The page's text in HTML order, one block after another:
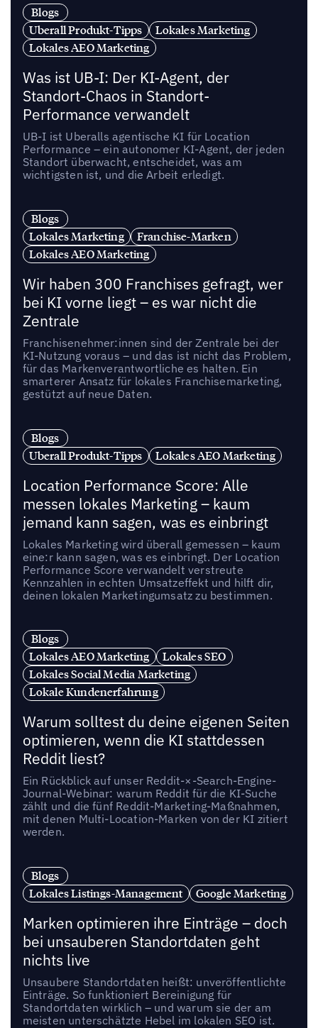
Blogs
Uberall Produkt-Tipps
Lokales Marketing
Lokales AEO Marketing
Was ist UB-I: Der KI-Agent, der
Standort-Chaos in Standort-
Performance verwandelt
UB-I ist Uberalls agentische KI für Location
Performance – ein autonomer KI-Agent, der jeden
Standort überwacht, entscheidet, was am
wichtigsten ist, und die Arbeit erledigt.
Blogs
Lokales Marketing
Franchise-Marken
Lokales AEO Marketing
Wir haben 300 Franchises gefragt, wer
bei KI vorne liegt – es war nicht die
Zentrale
Franchisenehmer:innen sind der Zentrale bei der
KI-Nutzung voraus – und das ist nicht das Problem,
für das Markenverantwortliche es halten. Ein
smarterer Ansatz für lokales Franchisemarketing,
gestützt auf neue Daten.
Blogs
Uberall Produkt-Tipps
Lokales AEO Marketing
Location Performance Score: Alle
messen lokales Marketing – kaum
jemand kann sagen, was es einbringt
Lokales Marketing wird überall gemessen – kaum
eine:r kann sagen, was es einbringt. Der Location
Performance Score verwandelt verstreute
Kennzahlen in echten Umsatzeffekt und hilft dir,
deinen lokalen Marketingumsatz zu bestimmen.
Blogs
Lokales AEO Marketing
Lokales SEO
Lokales Social Media Marketing
Lokale Kundenerfahrung
Warum solltest du deine eigenen Seiten
optimieren, wenn die KI stattdessen
Reddit liest?
Ein Rückblick auf unser Reddit-×-Search-Engine-
Journal-Webinar: warum Reddit für die KI-Suche
zählt und die fünf Reddit-Marketing-Maßnahmen,
mit denen Multi-Location-Marken von der KI zitiert
werden.
Blogs
Lokales Listings-Management
Google Marketing
Marken optimieren ihre Einträge – doch
bei unsauberen Standortdaten geht
nichts live
Unsaubere Standortdaten heißt: unveröffentlichte
Einträge. So funktioniert Bereinigung für
Standortdaten wirklich – und warum sie der am
meisten unterschätzte Hebel im lokalen SEO ist.